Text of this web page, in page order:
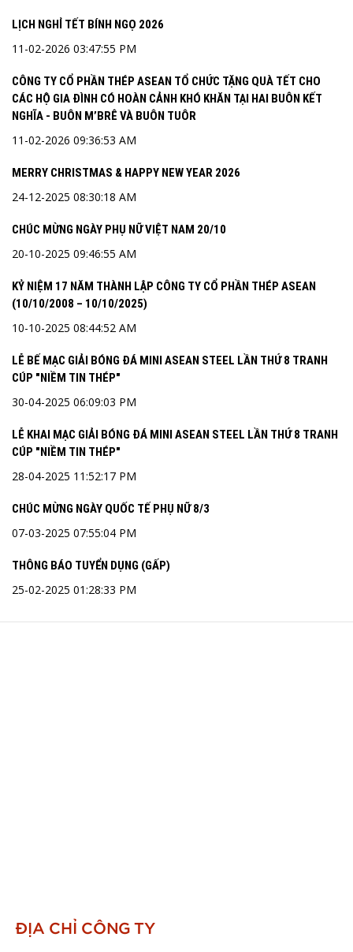
LỊCH NGHỈ TẾT BÍNH NGỌ 2026
11-02-2026 03:47:55 PM
CÔNG TY CỔ PHẦN THÉP ASEAN TỔ CHỨC TẶNG QUÀ TẾT CHO
CÁC HỘ GIA ĐÌNH CÓ HOÀN CẢNH KHÓ KHĂN TẠI HAI BUÔN KẾT
NGHĨA - BUÔN M’BRÊ VÀ BUÔN TUÔR
11-02-2026 09:36:53 AM
MERRY CHRISTMAS & HAPPY NEW YEAR 2026
24-12-2025 08:30:18 AM
CHÚC MỪNG NGÀY PHỤ NỮ VIỆT NAM 20/10
20-10-2025 09:46:55 AM
KỶ NIỆM 17 NĂM THÀNH LẬP CÔNG TY CỔ PHẦN THÉP ASEAN
(10/10/2008 – 10/10/2025)
10-10-2025 08:44:52 AM
LỄ BẾ MẠC GIẢI BÓNG ĐÁ MINI ASEAN STEEL LẦN THỨ 8 TRANH
CÚP "NIỀM TIN THÉP"
30-04-2025 06:09:03 PM
LỄ KHAI MẠC GIẢI BÓNG ĐÁ MINI ASEAN STEEL LẦN THỨ 8 TRANH
CÚP "NIỀM TIN THÉP"
28-04-2025 11:52:17 PM
CHÚC MỪNG NGÀY QUỐC TẾ PHỤ NỮ 8/3
07-03-2025 07:55:04 PM
THÔNG BÁO TUYỂN DỤNG (GẤP)
25-02-2025 01:28:33 PM
ĐỊA CHỈ CÔNG TY